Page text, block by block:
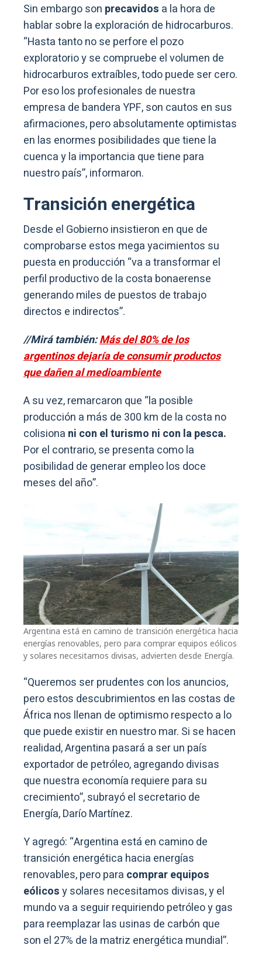
Sin embargo son precavidos a la hora de
hablar sobre la exploración de hidrocarburos.
“Hasta tanto no se perfore el pozo
exploratorio y se compruebe el volumen de
hidrocarburos extraíbles, todo puede ser cero.
Por eso los profesionales de nuestra
empresa de bandera YPF, son cautos en sus
afirmaciones, pero absolutamente optimistas
en las enormes posibilidades que tiene la
cuenca y la importancia que tiene para
nuestro país”, informaron.
Transición energética
Desde el Gobierno insistieron en que de
comprobarse estos mega yacimientos su
puesta en producción “va a transformar el
perfil productivo de la costa bonaerense
generando miles de puestos de trabajo
directos e indirectos”.
//Mirá también:Más del 80% de los
argentinos dejaría de consumir productos
que dañen al medioambiente
A su vez, remarcaron que “la posible
producción a más de 300 km de la costa no
colisiona ni con el turismo ni con la pesca.
Por el contrario, se presenta como la
posibilidad de generar empleo los doce
meses del año”.
Argentina está en camino de transición energética hacia
energías renovables, pero para comprar equipos eólicos
y solares necesitamos divisas, advierten desde Energía.
“Queremos ser prudentes con los anuncios,
pero estos descubrimientos en las costas de
África nos llenan de optimismo respecto a lo
que puede existir en nuestro mar. Si se hacen
realidad, Argentina pasará a ser un país
exportador de petróleo, agregando divisas
que nuestra economía requiere para su
crecimiento”, subrayó el secretario de
Energía, Darío Martínez.
Y agregó: “Argentina está en camino de
transición energética hacia energías
renovables, pero para comprar equipos
eólicosy solares necesitamos divisas, y el
mundo va a seguir requiriendo petróleo y gas
para reemplazar las usinas de carbón que
son el 27% de la matriz energética mundial”.